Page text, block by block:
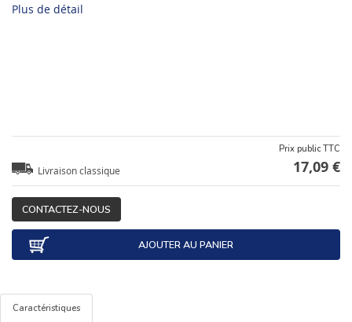
Plus de détail
Livraison classique
Prix public TTC
17,09 €
CONTACTEZ-NOUS
AJOUTER AU PANIER
Caractéristiques